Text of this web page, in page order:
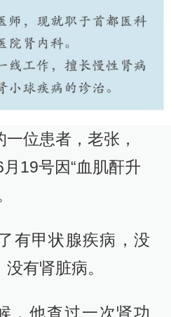
位患者，老张，
19号因“血肌酐升
有甲状腺疾病，没
有肾脏病。
，他查过一次肾功